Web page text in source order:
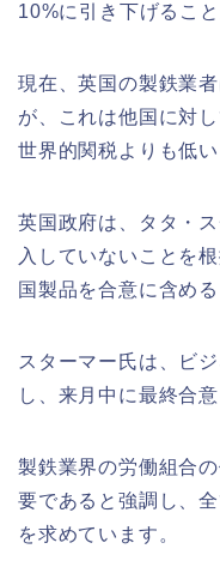
10%に引き下げるこ
現在、英国の製鉄業
が、これは他国に対
世界的関税よりも低い
英国政府は、タタ・
入していないことを
国製品を合意に含め
スターマー氏は、ビ
し、来月中に最終合
製鉄業界の労働組合
要であると強調し、
を求めています。